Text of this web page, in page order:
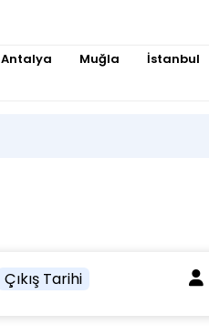
Antalya Muğla İstanbul
Çıkış Tarihi